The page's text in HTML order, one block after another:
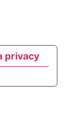
privacy